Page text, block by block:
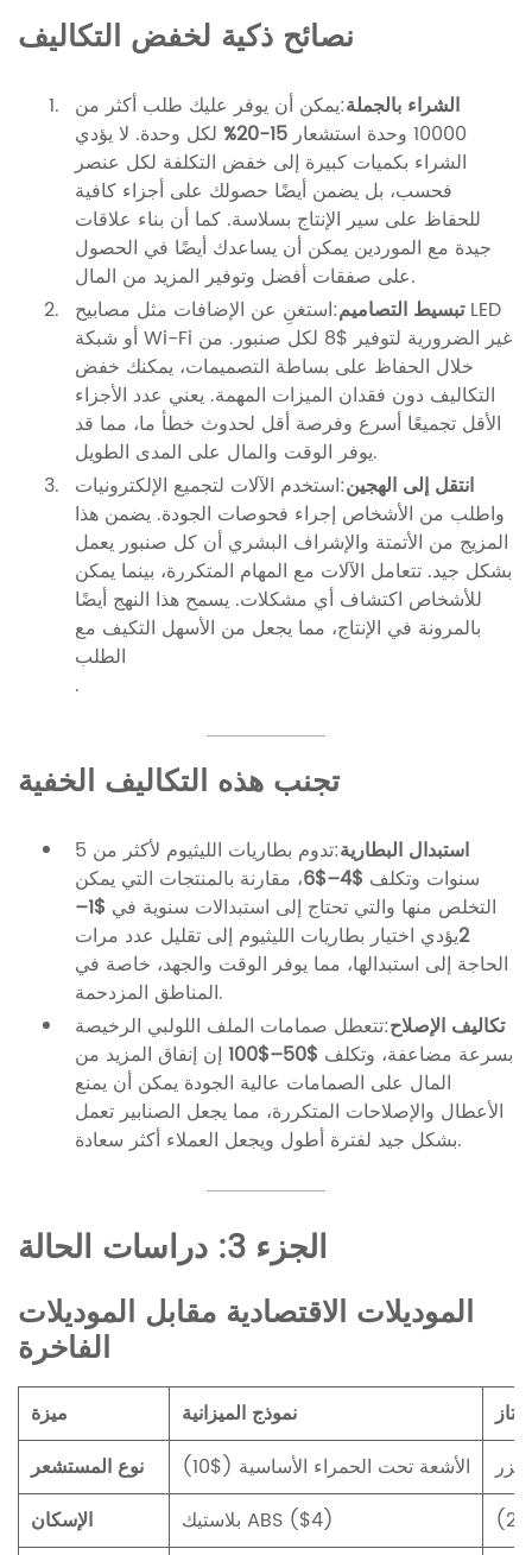
نصائح ذكية لخفض التكاليف
الشراء بالجملة:يمكن أن يوفر عليك طلب أكثر من
10000 وحدة استشعار
15-20%
لكل وحدة. لا يؤدي
الشراء بكميات كبيرة إلى خفض التكلفة لكل عنصر
فحسب، بل يضمن أيضًا حصولك على أجزاء كافية
للحفاظ على سير الإنتاج بسلاسة. كما أن بناء علاقات
جيدة مع الموردين يمكن أن يساعدك أيضًا في الحصول
على صفقات أفضل وتوفير المزيد من المال.
تبسيط التصاميم:استغنِ عن الإضافات مثل مصابيح LED
أو شبكة Wi-Fi غير الضرورية لتوفير $8 لكل صنبور. من
خلال الحفاظ على بساطة التصميمات، يمكنك خفض
التكاليف دون فقدان الميزات المهمة. يعني عدد الأجزاء
الأقل تجميعًا أسرع وفرصة أقل لحدوث خطأ ما، مما قد
يوفر الوقت والمال على المدى الطويل.
انتقل إلى الهجين:استخدم الآلات لتجميع الإلكترونيات
واطلب من الأشخاص إجراء فحوصات الجودة. يضمن هذا
المزيج من الأتمتة والإشراف البشري أن كل صنبور يعمل
بشكل جيد. تتعامل الآلات مع المهام المتكررة، بينما يمكن
للأشخاص اكتشاف أي مشكلات. يسمح هذا النهج أيضًا
بالمرونة في الإنتاج، مما يجعل من الأسهل التكيف مع
الطلب
.
تجنب هذه التكاليف الخفية
استبدال البطارية
:تدوم بطاريات الليثيوم لأكثر من 5
سنوات وتكلف $4–$6
، مقارنة بالمنتجات التي يمكن
التخلص منها والتي تحتاج إلى استبدالات سنوية في
$1–
2يؤدي اختيار بطاريات الليثيوم إلى تقليل عدد مرات
الحاجة إلى استبدالها، مما يوفر الوقت والجهد، خاصة في
المناطق المزدحمة.
تكاليف الإصلاح:تتعطل صمامات الملف اللولبي الرخيصة
بسرعة مضاعفة، وتكلف $50–$100
إن إنفاق المزيد من
المال على الصمامات عالية الجودة يمكن أن يمنع
الأعطال والإصلاحات المتكررة، مما يجعل الصنابير تعمل
بشكل جيد لفترة أطول ويجعل العملاء أكثر سعادة.
الجزء 3: دراسات الحالة
الموديلات الاقتصادية مقابل الموديلات
الفاخرة
ميزة نموذج الميزانية
نوع المستشعر
الأشعة تحت الحمراء الأساسية ($10)
الإسكان
بلاستيك ABS ($4)